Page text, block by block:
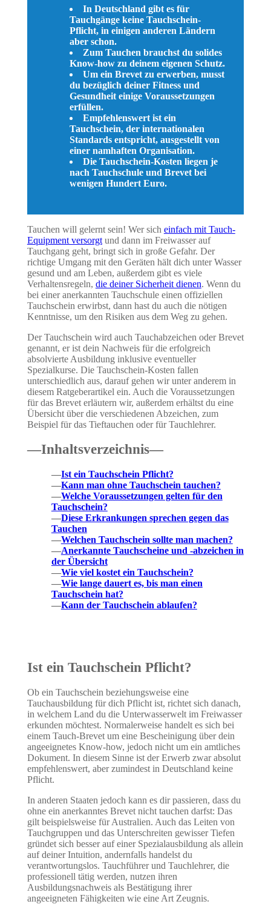
In Deutschland gibt es für
Tauchgänge keine Tauchschein-
Pflicht, in einigen anderen Ländern
aber schon.
Zum Tauchen brauchst du solides
Know-how zu deinem eigenen Schutz.
Um ein Brevet zu erwerben, musst
du bezüglich deiner Fitness und
Gesundheit einige Voraussetzungen
erfüllen.
Empfehlenswert ist ein
Tauchschein, der internationalen
Standards entspricht, ausgestellt von
einer namhaften Organisation.
Die Tauchschein-Kosten liegen je
nach Tauchschule und Brevet bei
wenigen Hundert Euro.
Tauchen will gelernt sein! Wer sich einfach mit Tauch-
Equipment versorgtund dann im Freiwasser auf
Tauchgang geht, bringt sich in große Gefahr. Der
richtige Umgang mit den Geräten hält dich unter Wasser
gesund und am Leben, außerdem gibt es viele
Verhaltensregeln, die deiner Sicherheit dienen. Wenn du
bei einer anerkannten Tauchschule einen offiziellen
Tauchschein erwirbst, dann hast du auch die nötigen
Kenntnisse, um den Risiken aus dem Weg zu gehen.
Der Tauchschein wird auch Tauchabzeichen oder Brevet
genannt, er ist dein Nachweis für die erfolgreich
absolvierte Ausbildung inklusive eventueller
Spezialkurse. Die Tauchschein-Kosten fallen
unterschiedlich aus, darauf gehen wir unter anderem in
diesem Ratgeberartikel ein. Auch die Voraussetzungen
für das Brevet erläutern wir, außerdem erhältst du eine
Übersicht über die verschiedenen Abzeichen, zum
Beispiel für das Tieftauchen oder für Tauchlehrer.
—Inhaltsverzeichnis—
—Ist ein Tauchschein Pflicht?
—Kann man ohne Tauchschein tauchen?
—Welche Voraussetzungen gelten für den
Tauchschein?
—Diese Erkrankungen sprechen gegen das
Tauchen
—Welchen Tauchschein sollte man machen?
—Anerkannte Tauchscheine und -abzeichen in
der Übersicht
—Wie viel kostet ein Tauchschein?
—Wie lange dauert es, bis man einen
Tauchschein hat?
—Kann der Tauchschein ablaufen?
Ist ein Tauchschein Pflicht?
Ob ein Tauchschein beziehungsweise eine
Tauchausbildung für dich Pflicht ist, richtet sich danach,
in welchem Land du die Unterwasserwelt im Freiwasser
erkunden möchtest. Normalerweise handelt es sich bei
einem Tauch-Brevet um eine Bescheinigung über dein
angeeignetes Know-how, jedoch nicht um ein amtliches
Dokument. In diesem Sinne ist der Erwerb zwar absolut
empfehlenswert, aber zumindest in Deutschland keine
Pflicht.
In anderen Staaten jedoch kann es dir passieren, dass du
ohne ein anerkanntes Brevet nicht tauchen darfst: Das
gilt beispielsweise für Australien. Auch das Leiten von
Tauchgruppen und das Unterschreiten gewisser Tiefen
gründet sich besser auf einer Spezialausbildung als allein
auf deiner Intuition, andernfalls handelst du
verantwortungslos. Tauchführer und Tauchlehrer, die
professionell tätig werden, nutzen ihren
Ausbildungsnachweis als Bestätigung ihrer
angeeigneten Fähigkeiten wie eine Art Zeugnis.